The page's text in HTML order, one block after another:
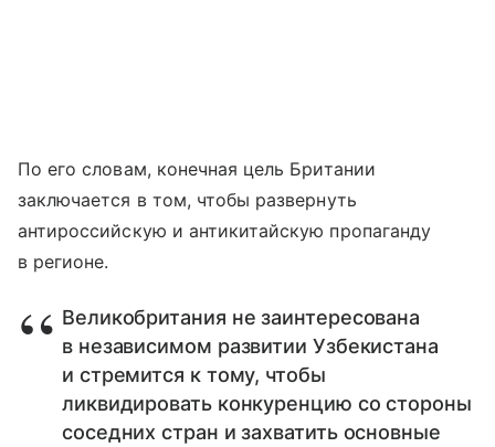
По его словам, конечная цель Британии
заключается в том, чтобы развернуть
антироссийскую и антикитайскую пропаганду
в регионе.
Великобритания не заинтересована
в независимом развитии Узбекистана
и стремится к тому, чтобы
ликвидировать конкуренцию со стороны
соседних стран и захватить основные